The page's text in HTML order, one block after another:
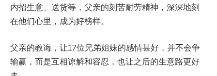
内招生意、送货等，父亲的刻苦耐劳精神，深深地刻
在他们心里，成为好榜样。
父亲的教诲，让17位兄弟姐妹的感情甚好，并不会争
输赢，而是互相谅解和容忍，也让之后的生意路更好